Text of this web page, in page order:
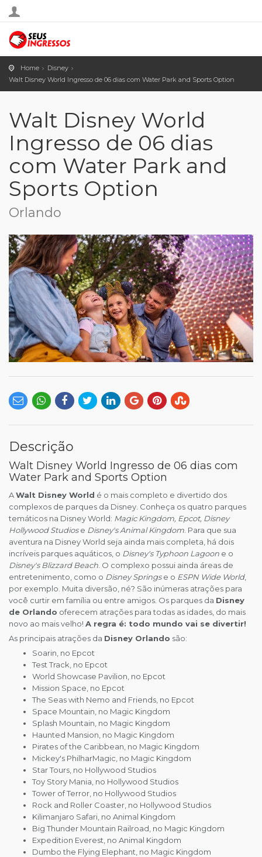
Home
Disney
Walt Disney World Ingresso de 06 dias com Water Park and Sports Option
Walt Disney World
Ingresso de 06 dias
com Water Park and
Sports Option
Orlando
Descrição
Walt Disney World Ingresso de 06 dias com
Water Park and Sports Option
AWalt Disney World é o mais completo e divertido dos
complexos de parques da Disney. Conheça os quatro parques
temáticos na Disney World: Magic Kingdom, Epcot, Disney
Hollywood Studiose Disney's Animal Kingdom . Para que sua
aventura na Disney World seja ainda mais completa, há dois
incríveis parques aquáticos, o Disney's Typhoon Lagoon e o
Disney's Blizzard Beach . O complexo possui ainda áreas de
entretenimento, como o Disney Springse o ESPN Wide World,
por exemplo. Muita diversão, né? São inúmeras atrações para
você curtir em família ou entre amigos. Os parques da Disney
de Orlando oferecem atrações para todas as idades, do mais
novo ao mais velho! A regra é: todo mundo vai se divertir!
As principais atrações da Disney Orlando são:
Soarin, no Epcot
Test Track, no Epcot
World Showcase Pavilion, no Epcot
Mission Space, no Epcot
The Seas with Nemo and Friends, no Epcot
Space Mountain, no Magic Kingdom
Splash Mountain, no Magic Kingdom
Haunted Mansion, no Magic Kingdom
Pirates of the Caribbean, no Magic Kingdom
Mickey's PhilharMagic, no Magic Kingdom
Star Tours, no Hollywood Studios
Toy Story Mania, no Hollywood Studios
Tower of Terror, no Hollywood Studios
Rock and Roller Coaster, no Hollywood Studios
Kilimanjaro Safari, no Animal Kingdom
Big Thunder Mountain Railroad, no Magic Kingdom
Expedition Everest, no Animal Kingdom
Dumbo the Flying Elephant, no Magic Kingdom